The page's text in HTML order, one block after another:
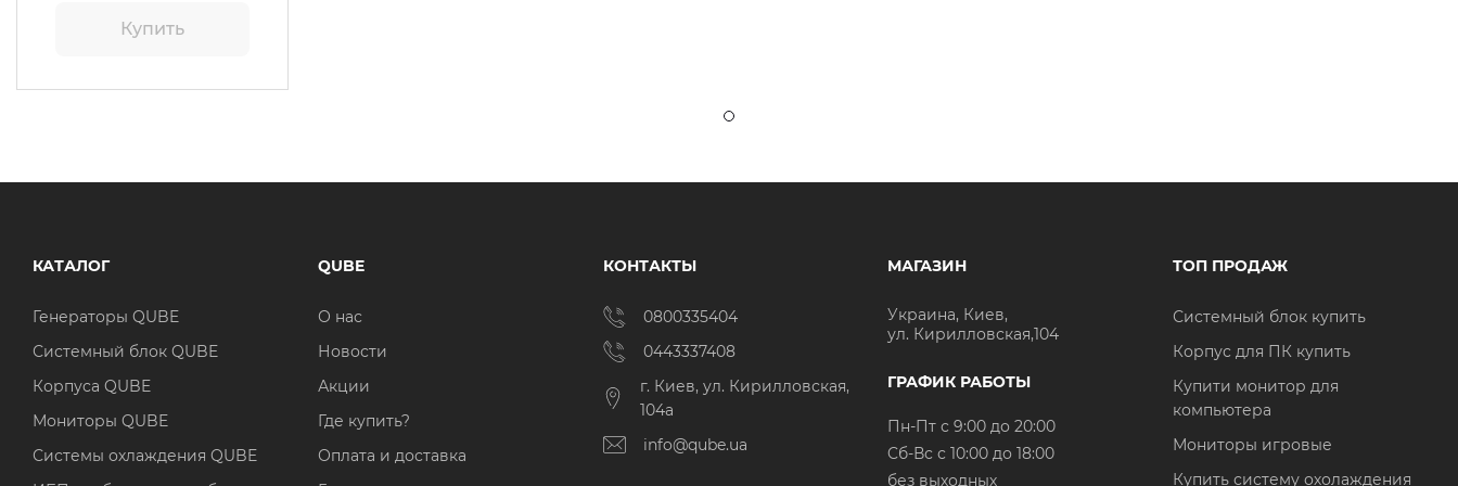
Купить
КАТАЛОГ
Генераторы QUBE
Системный блок QUBE
Корпуса QUBE
Мониторы QUBE
Системы охлаждения QUBE
QUBE
О нас
Новости
Акции
Где купить?
Оплата и доставка
КОНТАКТЫ
0800335404
0443337408
г. Киев, ул. Кирилловская,
104а
info@qube.ua
МАГАЗИН
Украина, Киев,
ул. Кирилловская,104
ГРАФИК РАБОТЫ
Пн-Пт с 9:00 до 20:00
Cб-Вс с 10:00 до 18:00
без выходных
ТОП ПРОДАЖ
Системный блок купить
Корпус для ПК купить
Купити монитор для
компьютера
Мониторы игровые
Купить систему охолаждения